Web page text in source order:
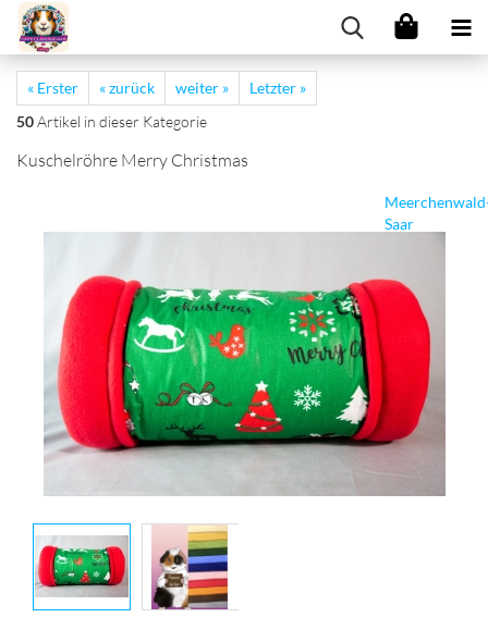
« Erster « zurück weiter »
Letzter »
50Artikel in dieser Kategorie
Kuschelröhre Merry Christmas
Saar